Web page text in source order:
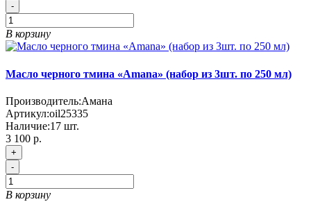
-
В корзину
Масло черного тмина «Amana» (набор из 3шт. по 250 мл)
Производитель:Амана
Артикул:oil25335
Наличие:17 шт.
3 100 р.
+
-
В корзину